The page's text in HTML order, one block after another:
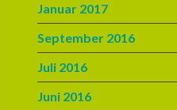
Januar 2017
September 2016
Juli 2016
Juni 2016